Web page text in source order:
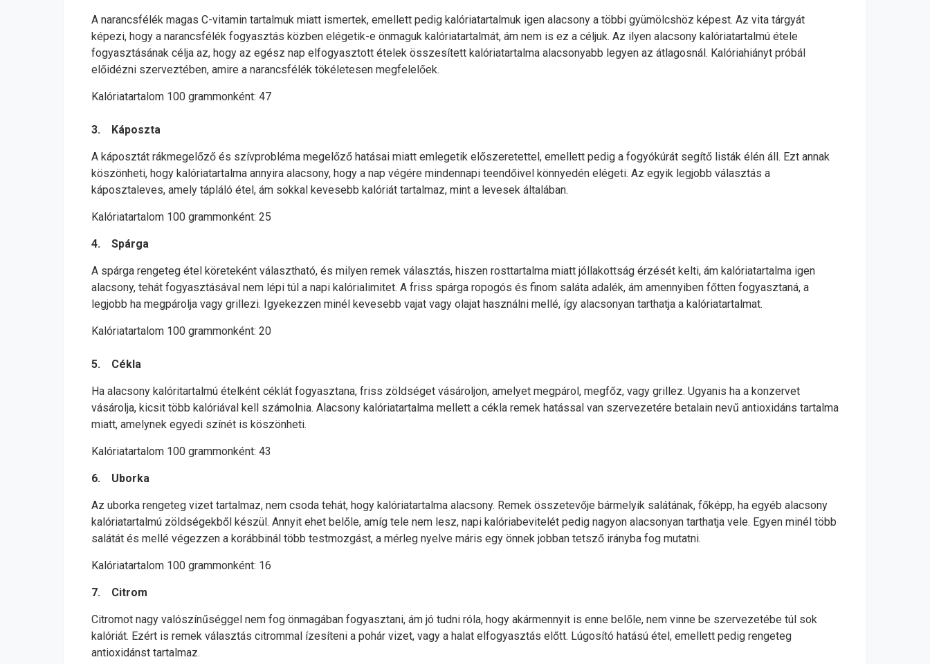
A narancsfélék magas C-vitamin tartalmuk miatt ismertek, emellett pedig kalóriatartalmuk igen alacsony a többi gyümölcshöz képest. Az vita tárgyát
képezi, hogy a narancsfélék fogyasztás közben elégetik-e önmaguk kalóriatartalmát, ám nem is ez a céljuk. Az ilyen alacsony kalóriatartalmú étele
fogyasztásának célja az, hogy az egész nap elfogyasztott ételek összesített kalóriatartalma alacsonyabb legyen az átlagosnál. Kalóriahiányt próbál
előidézni szerveztében, amire a narancsfélék tökéletesen megfelelőek.
Kalóriatartalom 100 grammonként: 47
3. Káposzta
A káposztát rákmegelőző és szívprobléma megelőző hatásai miatt emlegetik előszeretettel, emellett pedig a fogyókúrát segítő listák élén áll. Ezt annak
köszönheti, hogy kalóriatartalma annyira alacsony, hogy a nap végére mindennapi teendőivel könnyedén elégeti. Az egyik legjobb választás a
káposztaleves, amely tápláló étel, ám sokkal kevesebb kalóriát tartalmaz, mint a levesek általában.
Kalóriatartalom 100 grammonként: 25
4. Spárga
A spárga rengeteg étel köreteként választható, és milyen remek választás, hiszen rosttartalma miatt jóllakottság érzését kelti, ám kalóriatartalma igen
alacsony, tehát fogyasztásával nem lépi túl a napi kalórialimitet. A friss spárga ropogós és finom saláta adalék, ám amennyiben főtten fogyasztaná, a
legjobb ha megpárolja vagy grillezi. Igyekezzen minél kevesebb vajat vagy olajat használni mellé, így alacsonyan tarthatja a kalóriatartalmat.
Kalóriatartalom 100 grammonként: 20
5. Cékla
Ha alacsony kalóritartalmú ételként céklát fogyasztana, friss zöldséget vásároljon, amelyet megpárol, megfőz, vagy grillez. Ugyanis ha a konzervet
vásárolja, kicsit több kalóriával kell számolnia. Alacsony kalóriatartalma mellett a cékla remek hatással van szervezetére betalain nevű antioxidáns tartalma
miatt, amelynek egyedi színét is köszönheti.
Kalóriatartalom 100 grammonként: 43
6. Uborka
Az uborka rengeteg vizet tartalmaz, nem csoda tehát, hogy kalóriatartalma alacsony. Remek összetevője bármelyik salátának, főképp, ha egyéb alacsony
kalóriatartalmú zöldségekből készül. Annyit ehet belőle, amíg tele nem lesz, napi kalóriabevitelét pedig nagyon alacsonyan tarthatja vele. Egyen minél több
salátát és mellé végezzen a korábbinál több testmozgást, a mérleg nyelve máris egy önnek jobban tetsző irányba fog mutatni.
Kalóriatartalom 100 grammonként: 16
7. Citrom
Citromot nagy valószínűséggel nem fog önmagában fogyasztani, ám jó tudni róla, hogy akármennyit is enne belőle, nem vinne be szervezetébe túl sok
kalóriát. Ezért is remek választás citrommal ízesíteni a pohár vizet, vagy a halat elfogyasztás előtt. Lúgosító hatású étel, emellett pedig rengeteg
antioxidánst tartalmaz.